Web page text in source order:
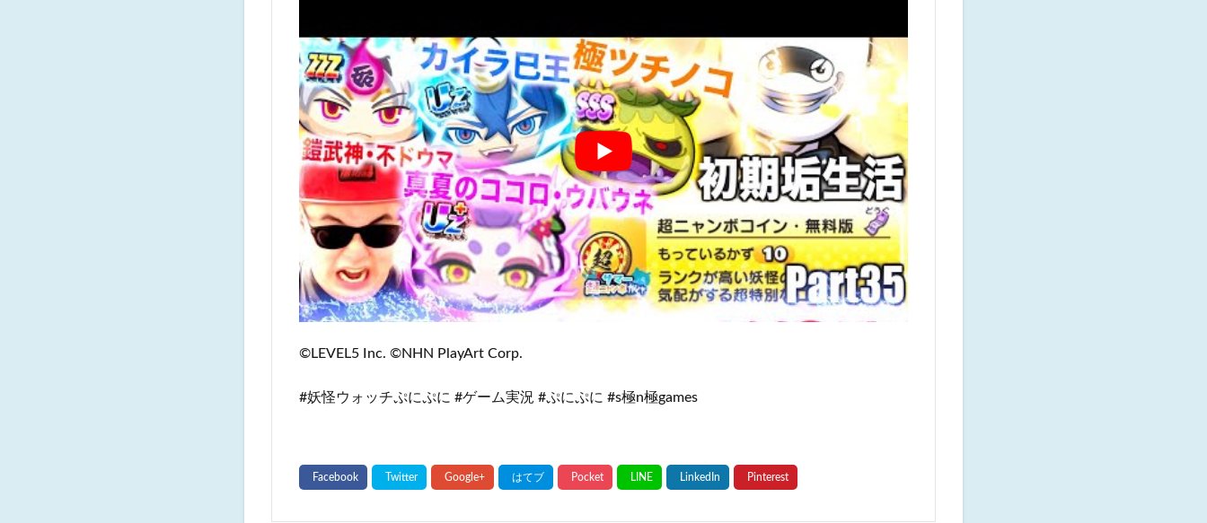
©LEVEL5 Inc. ©NHN PlayArt Corp.
#⁠妖怪ウォッチぷにぷに #ゲーム実況 #ぷにぷに #s極n極games